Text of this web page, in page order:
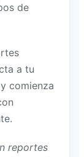
de
a tu
comienza
reportes